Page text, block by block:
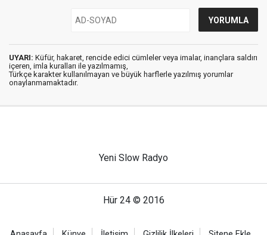
UYARI: Küfür, hakaret, rencide edici cümleler veya imalar, inançlara saldırı
içeren, imla kuralları ile yazılmamış,
Türkçe karakter kullanılmayan ve büyük harflerle yazılmış yorumlar
onaylanmamaktadır.
Yeni Slow Radyo
Hür 24 © 2016